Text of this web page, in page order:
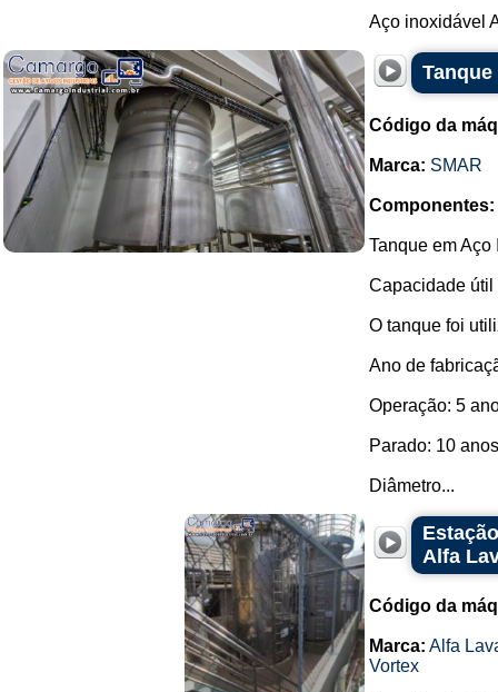
Aço inoxidável
Código da
Marca: SMAR
Componentes:
Tanque em
Capacidade útil
O tanque foi
Ano de
Operação: 5
Parado: 10
Diâmetro...
Alfa
Código da
Marca: Alfa
Vortex